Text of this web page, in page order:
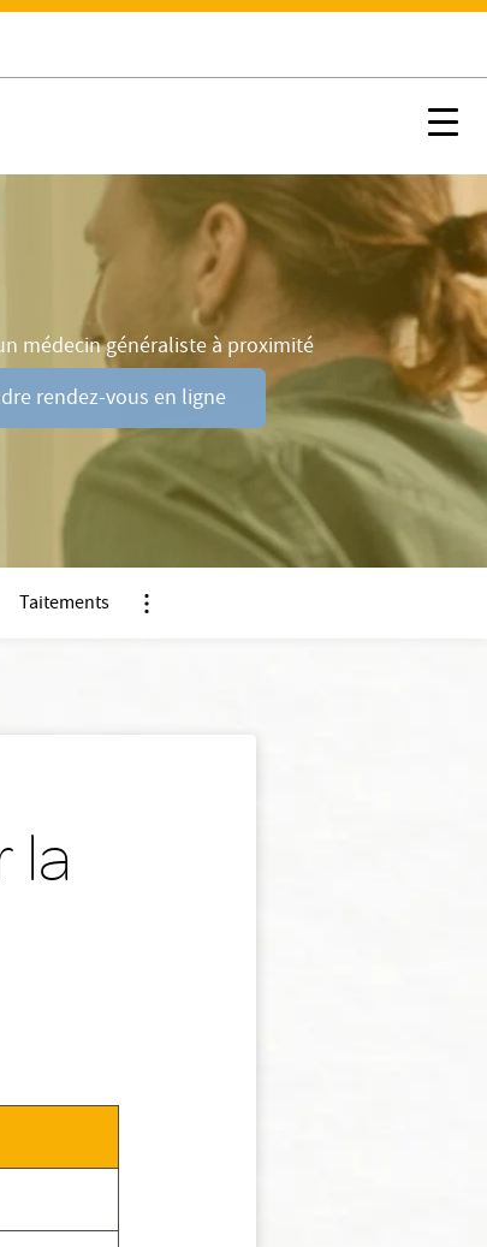
médecin généraliste à proximité
rendez-vous en ligne
Taitements
la